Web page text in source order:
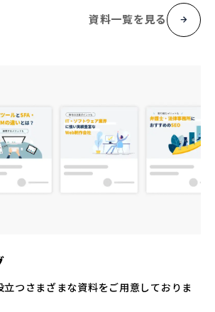
資料一覧を見る
立つさまざまな資料をご用意しておりま